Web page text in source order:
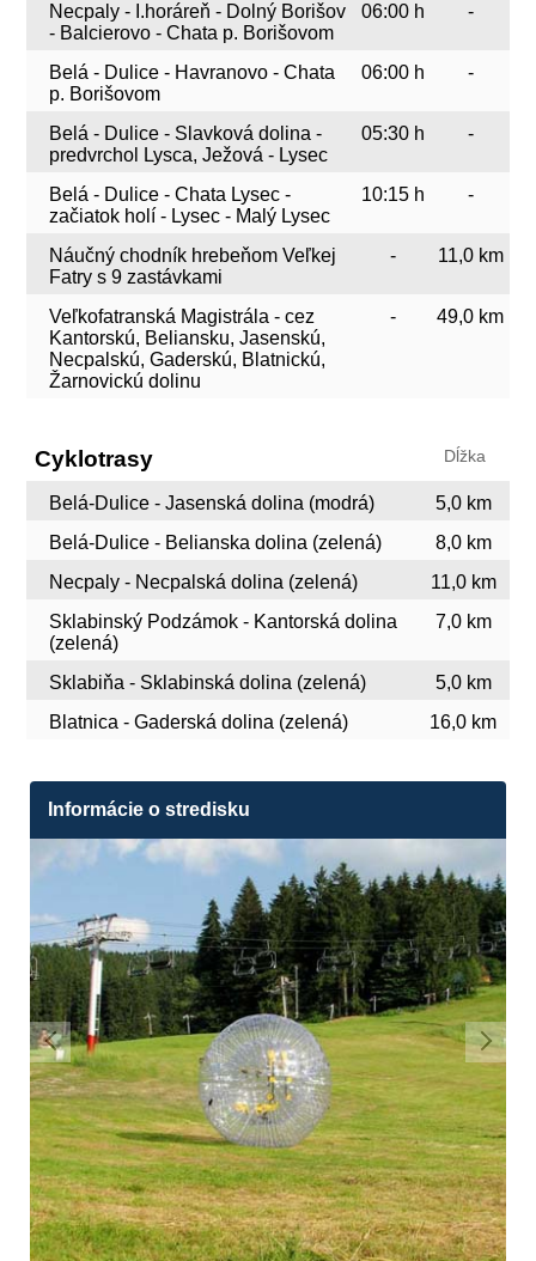
Necpaly - I.horáreň - Dolný Borišov
- Balcierovo - Chata p. Borišovom
06:00 h -
Belá - Dulice - Havranovo - Chata
p. Borišovom
06:00 h -
Belá - Dulice - Slavková dolina -
predvrchol Lysca, Ježová - Lysec
05:30 h -
Belá - Dulice - Chata Lysec -
začiatok holí - Lysec - Malý Lysec
10:15 h -
Náučný chodník hrebeňom Veľkej
Fatry s 9 zastávkami
- 11,0 km
Veľkofatranská Magistrála - cez
Kantorskú, Beliansku, Jasenskú,
Necpalskú, Gaderskú, Blatnickú,
Žarnovickú dolinu
- 49,0 km
Cyklotrasy Dĺžka
Belá-Dulice - Jasenská dolina (modrá)
5,0 km
Belá-Dulice - Belianska dolina (zelená)
8,0 km
Necpaly - Necpalská dolina (zelená)
11,0 km
Sklabinský Podzámok - Kantorská dolina
(zelená)
7,0 km
Sklabiňa - Sklabinská dolina (zelená)
5,0 km
Blatnica - Gaderská dolina (zelená)
16,0 km
Informácie o stredisku